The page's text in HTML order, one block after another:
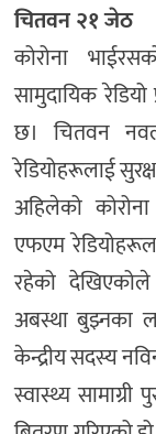
चितवन २१ जेठ
कोरोना
सामुदायिक रेडियो
छ। चितवन
रेडियोहरूलाई
अहिलेको
एफएम
रहेको
अबस्था बुझ्नका
केन्द्रीय सदस्य
स्वास्थ्य